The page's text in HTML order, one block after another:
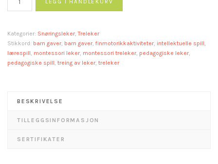
LEGG I HANDLEKURV
Kategorier: Snøringsleker,Treleker
Stikkord: barn gaver, barn gaver, finmotorikkaktiviteter, intellektuelle spill,
lærespill, montessori leker, montessori treleker, pedagogiske leker,
pedagogiske spill, treing av leker, treleker
BESKRIVELSE
TILLEGGSINFORMASJON
SERTIFIKATER